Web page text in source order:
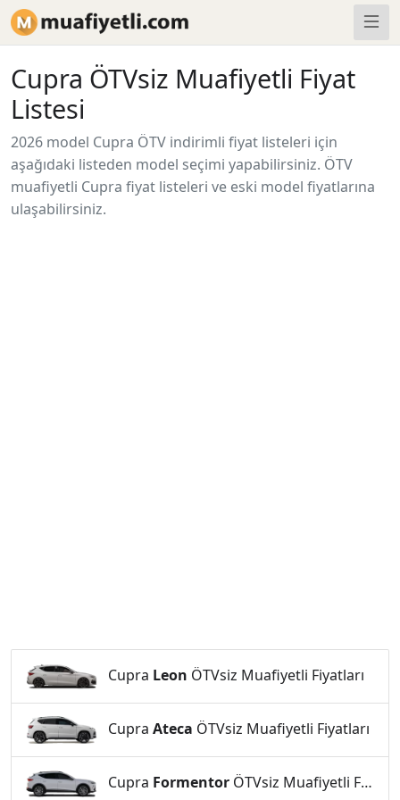
Cupra ÖTVsiz Muafiyetli Fiyat
Listesi
2026 model Cupra ÖTV indirimli fiyat listeleri için
aşağıdaki listeden model seçimi yapabilirsiniz. ÖTV
muafiyetli Cupra fiyat listeleri ve eski model fiyatlarına
ulaşabilirsiniz.
Cupra Leon ÖTVsiz Muafiyetli Fiyatları
Cupra Ateca ÖTVsiz Muafiyetli Fiyatları
Cupra Formentor ÖTVsiz Muafiyetli Fiyatları